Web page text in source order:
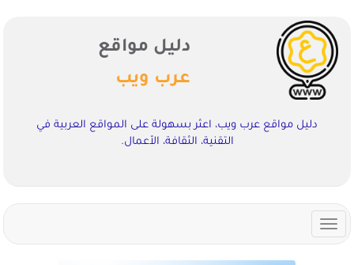
دليل مواقع
عرب ويب
دليل مواقع عرب ويب، اعثر بسهولة على المواقع العربية في
التقنية، الثقافة، الأعمال.
Toggle
navigation